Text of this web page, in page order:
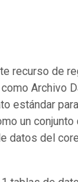
recurso de
Archivo
estándar
un conjunto
datos del